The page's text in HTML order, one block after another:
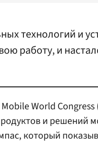
технологий и
работу, и
World Congress
и решений
который